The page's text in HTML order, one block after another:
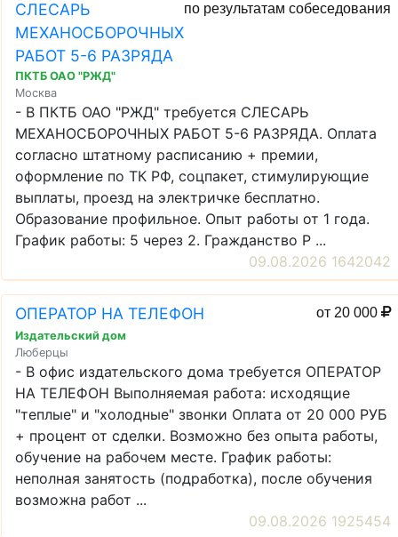
СЛЕСАРЬ
МЕХАНОСБОРОЧНЫХ
РАБОТ 5-6 РАЗРЯДА
по результатам собеседования
ПКТБ ОАО "РЖД"
Москва
- В ПКТБ ОАО "РЖД" требуется СЛЕСАРЬ
МЕХАНОСБОРОЧНЫХ РАБОТ 5-6 РАЗРЯДА. Оплата
согласно штатному расписанию + премии,
оформление по ТК РФ, соцпакет, стимулирующие
выплаты, проезд на электричке бесплатно.
Образование профильное. Опыт работы от 1 года.
График работы: 5 через 2. Гражданство Р ...
09.08.2026 1642042
ОПЕРАТОР НА ТЕЛЕФОН от 20 000
Издательский дом
Люберцы
- В офис издательского дома требуется ОПЕРАТОР
НА ТЕЛЕФОН Выполняемая работа: исходящие
"теплые" и "холодные" звонки Оплата от 20 000 РУБ
+ процент от сделки. Возможно без опыта работы,
обучение на рабочем месте. График работы:
неполная занятость (подработка), после обучения
возможна работ ...
09.08.2026 1925454